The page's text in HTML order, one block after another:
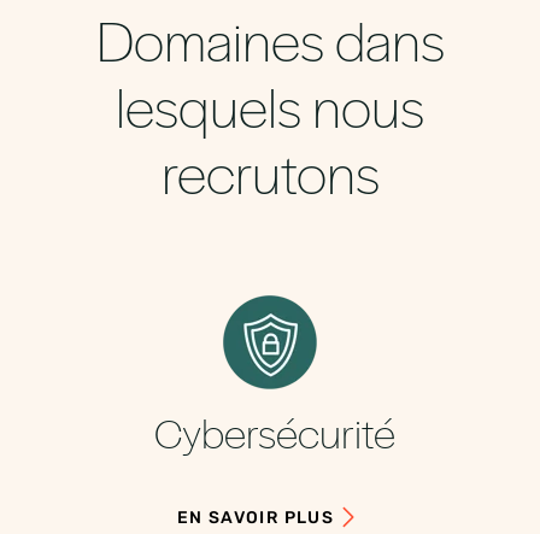
Domaines dans
lesquels nous
recrutons
Cybersécurité
EN SAVOIR PLUS